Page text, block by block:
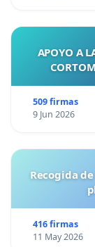
APOYO A
509 firmas
9 Jun 2026
Recogida
416 firmas
11 May 2026